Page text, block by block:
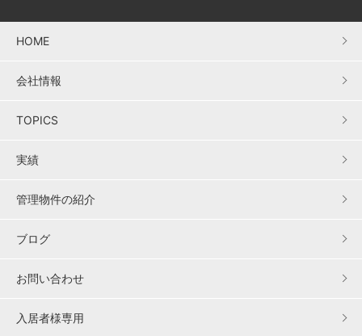
HOME
会社情報
TOPICS
実績
管理物件の紹介
ブログ
お問い合わせ
入居者様専用